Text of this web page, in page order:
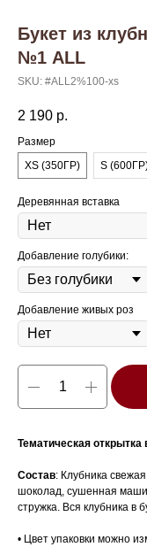
Букет из
№1 ALL
SKU: #ALL2%100-xs
2 190 р.
Размер
XS (350ГР)
S
Деревянная вставка
Добавление голубики:
Добавление живых роз
Тематическая открытка
Состав: Клубника
шоколад, сушенная
стружка. Вся клубника в
• Цвет упаковки можно